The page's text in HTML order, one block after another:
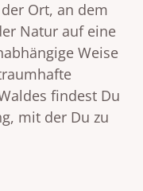
Ort, an dem
Natur auf eine
Weise
findest Du
mit der Du zu